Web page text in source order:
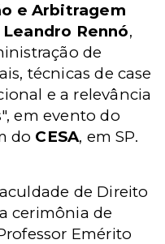
e Arbitragem
Leandro Rennó,
de
técnicas de case
e a relevância
em evento do
do CESA, em SP.
de Direito
cerimônia de
Emérito